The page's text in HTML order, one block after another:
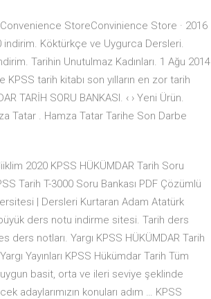
StoreConvinience Store · 2016
indirim. Köktürkçe ve Uygurca Dersleri.
Tarihin Unutulmaz Kadınları. 1 Ağu 2014
KPSS tarih kitabı son yılların en zor tarih
TARİH SORU BANKASI. ‹ › Yeni Ürün.
Tatar . Hamza Tatar Tarihe Son Darbe
2020 KPSS HÜKÜMDAR Tarih Soru
Tarih T-3000 Soru Bankası PDF Çözümlü
| Dersleri Kurtaran Adam Atatürk
ders notu indirme sitesi. Tarih ders
notları. Yargı KPSS HÜKÜMDAR Tarih
Yayınları KPSS Hükümdar Tarih Tüm
basit, orta ve ileri seviye şeklinde
adaylarımızın konuları adım … KPSS